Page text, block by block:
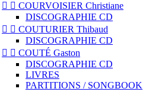
  COURVOISIER Christiane
DISCOGRAPHIE CD
  COUTURIER Thibaud
DISCOGRAPHIE CD
  COUTÉ Gaston
DISCOGRAPHIE CD
LIVRES
PARTITIONS / SONGBOOK